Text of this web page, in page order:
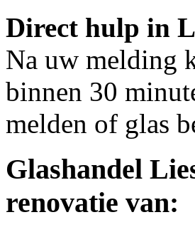
Direct hulp in
Na uw melding
binnen 30
melden of glas
Glashandel
renovatie van: